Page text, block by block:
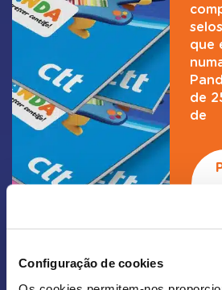
Configuração de cookies
que
de
de